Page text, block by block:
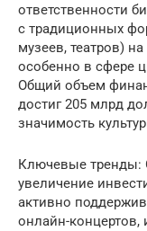
ответственности
с традиционных
музеев, театров)
особенно в сфере
Общий объем
достиг 205 млрд
значимость
Ключевые тренды:
увеличение
активно
онлайн-концертов,